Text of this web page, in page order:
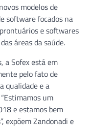
modelos de
software focados na
e softwares
áreas da saúde.
a Sofex está em
pelo fato de
qualidade e a
um
e estamos bem
expõem Zandonadi e